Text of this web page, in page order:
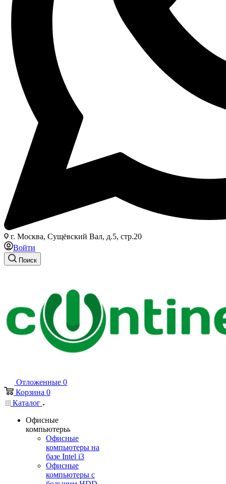
г. Москва, Сущёвский Вал, д.5, стр.20
Войти
Поиск
Отложенные 0
Корзина 0
Каталог
Офисные
компьютеры
Офисные
компьютеры на
базе Intel i3
Офисные
компьютеры с